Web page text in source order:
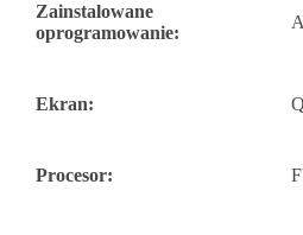
Zainstalowane
oprogramowanie:
Ekran:
Procesor: